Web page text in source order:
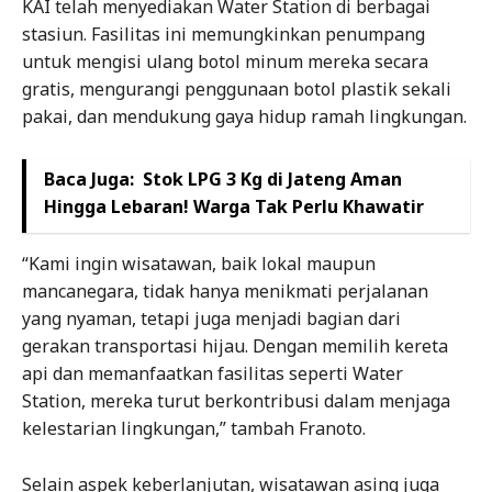
KAI telah menyediakan Water Station di berbagai
stasiun. Fasilitas ini memungkinkan penumpang
untuk mengisi ulang botol minum mereka secara
gratis, mengurangi penggunaan botol plastik sekali
pakai, dan mendukung gaya hidup ramah lingkungan.
Baca Juga: Stok LPG 3 Kg di Jateng Aman
Hingga Lebaran! Warga Tak Perlu Khawatir
“Kami ingin wisatawan, baik lokal maupun
mancanegara, tidak hanya menikmati perjalanan
yang nyaman, tetapi juga menjadi bagian dari
gerakan transportasi hijau. Dengan memilih kereta
api dan memanfaatkan fasilitas seperti Water
Station, mereka turut berkontribusi dalam menjaga
kelestarian lingkungan,” tambah Franoto.
Selain aspek keberlanjutan, wisatawan asing juga